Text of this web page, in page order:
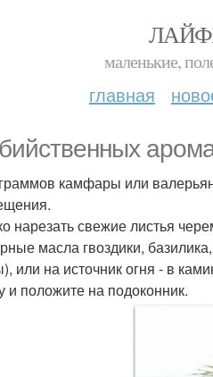
маленькие,
главная
камфары или
нарезать свежие листья
масла гвоздики,
или на источник огня - в
и положите на подоконник.